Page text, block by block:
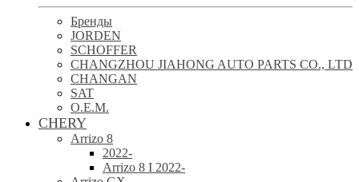
Бренды
JORDEN
SCHOFFER
CHANGZHOU JIAHONG AUTO PARTS CO., LTD
CHANGAN
SAT
O.E.M.
CHERY
Arrizo 8
2022-
Arrizo 8 I 2022-